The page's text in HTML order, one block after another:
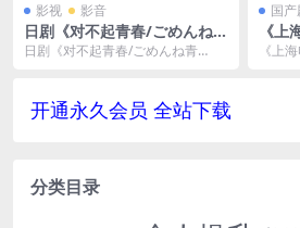
影视 影音
日剧《对不起青春/ごめんね青
春！》全集高清电影视频合集
日剧《对不起青春/ごめんね青
国
《上
影
《上
开通永久会员 全站下载
分类目录